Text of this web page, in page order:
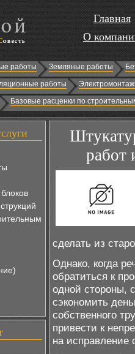
Главная
О
работы Земляные работы
работы
Базовые расценки по
работ
сделать из
Однако, когда
обратиться к
одной стороны,
сэкономить
собственного
привести к
на исправление